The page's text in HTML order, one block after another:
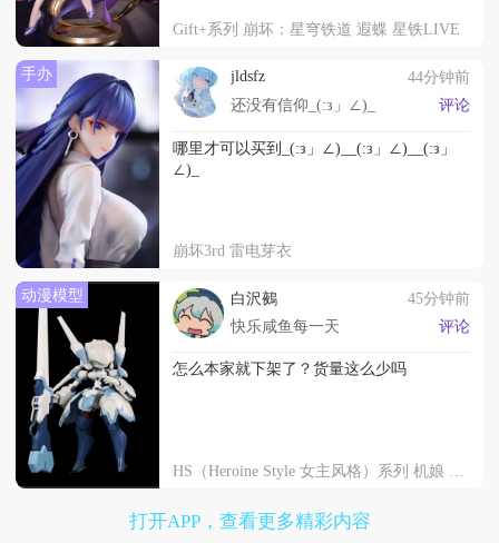
Gift+系列 崩坏：星穹铁道 遐蝶 星铁LIVE
手办 jldsfz
44分钟前
还没有信仰_(:з」∠)_
评论
哪里才可以买到_(:з」∠)__(:з」∠)__(:з」
∠)_
崩坏3rd 雷电芽衣
动漫模型 白沢鵺
45分钟前
快乐咸鱼每一天
评论
怎么本家就下架了？货量这么少吗
打开APP，查看更多精彩内容